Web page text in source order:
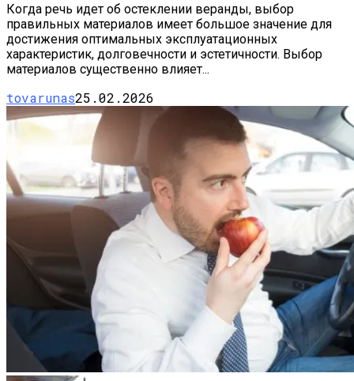
Когда речь идет об остеклении веранды, выбор
правильных материалов имеет большое значение для
достижения оптимальных эксплуатационных
характеристик, долговечности и эстетичности. Выбор
материалов существенно влияет...
tovarunas25.02.2026